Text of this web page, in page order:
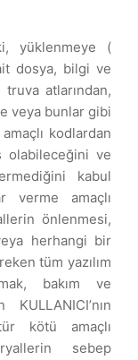
yüklenmeye (
dosya, bilgi ve
atlarından,
veya bunlar gibi
kodlardan
olabileceğini ve
kabul
amaçlı
önlenmesi,
herhangi bir
tüm yazılım
bakım ve
kötü amaçlı
sebep